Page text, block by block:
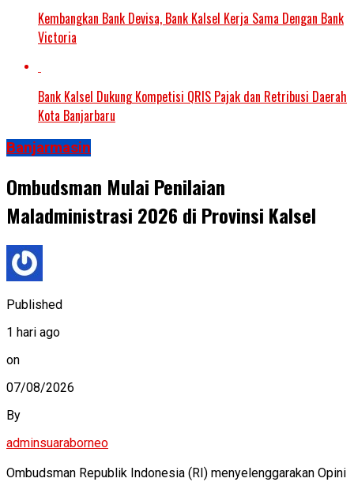
Kembangkan Bank Devisa, Bank Kalsel Kerja Sama Dengan Bank
Victoria
Bank Kalsel Dukung Kompetisi QRIS Pajak dan Retribusi Daerah
Kota Banjarbaru
Banjarmasin
Ombudsman Mulai Penilaian
Maladministrasi 2026 di Provinsi Kalsel
Published
1 hari ago
on
07/08/2026
By
adminsuaraborneo
Ombudsman Republik Indonesia (RI) menyelenggarakan Opini